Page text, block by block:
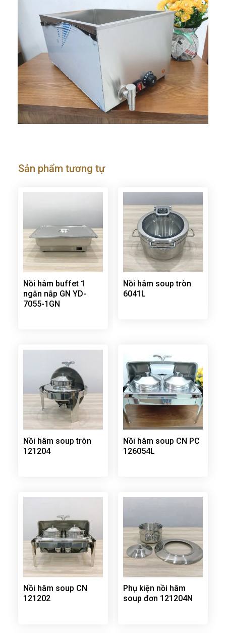
Sản phẩm tương tự
Nồi hâm buffet 1
ngăn nắp GN YD-
7055-1GN
Nồi hâm soup tròn
6041L
Nồi hâm soup tròn
121204
Nồi hâm soup CN PC
126054L
Nồi hâm soup CN
121202
Phụ kiện nồi hâm
soup đơn 121204N